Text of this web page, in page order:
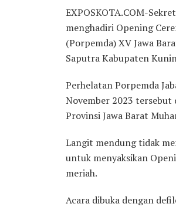
EXPOSKOTA.COM-
menghadiri Opening
(Porpemda) XV Jawa
Saputra Kabupaten
Perhelatan Porpemda
November 2023 tersebut
Provinsi Jawa Barat
Langit mendung tidak
untuk menyaksikan
meriah.
Acara dibuka dengan